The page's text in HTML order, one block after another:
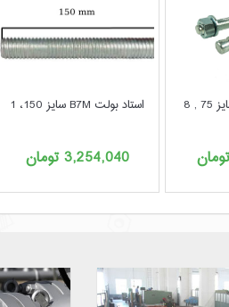
استاد بولت B7M سایز 150، 1
3,254,040تومان